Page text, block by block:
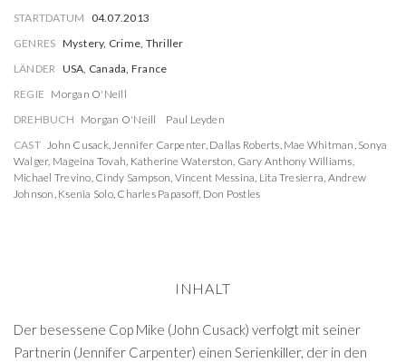
STARTDATUM
04.07.2013
GENRES Mystery, Crime, Thriller
LÄNDER USA, Canada, France
REGIE Morgan O'Neill
DREHBUCH Morgan O'Neill
Paul Leyden
CAST John Cusack,Jennifer Carpenter, Dallas Roberts, Mae Whitman, Sonya
Walger, Mageina Tovah, Katherine Waterston, Gary Anthony Williams,
Michael Trevino, Cindy Sampson, Vincent Messina, Lita Tresierra, Andrew
Johnson, Ksenia Solo, Charles Papasoff, Don Postles
INHALT
Der besessene Cop Mike (John Cusack) verfolgt mit seiner
Partnerin (Jennifer Carpenter) einen Serienkiller, der in den